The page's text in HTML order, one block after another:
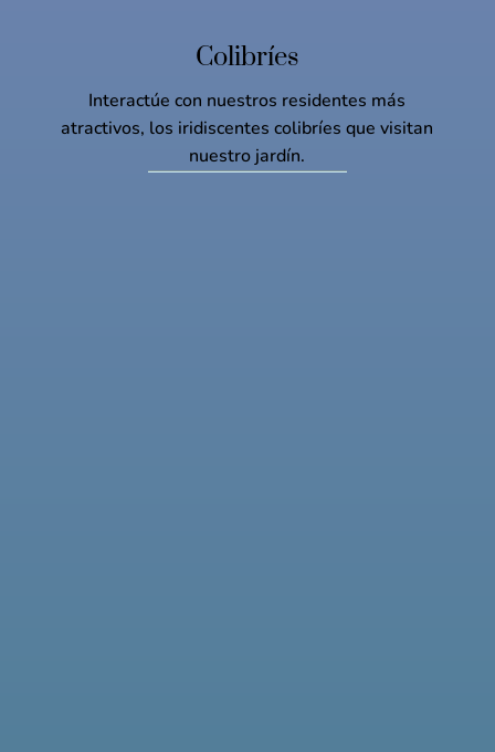
Colibríes
Interactúe con nuestros residentes más
atractivos, los iridiscentes colibríes que visitan
nuestro jardín.